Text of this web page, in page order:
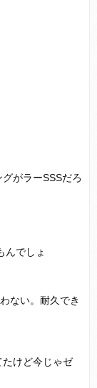
がラーSSSだろ
んでしょ
ない。耐久でき
けど今じゃゼ